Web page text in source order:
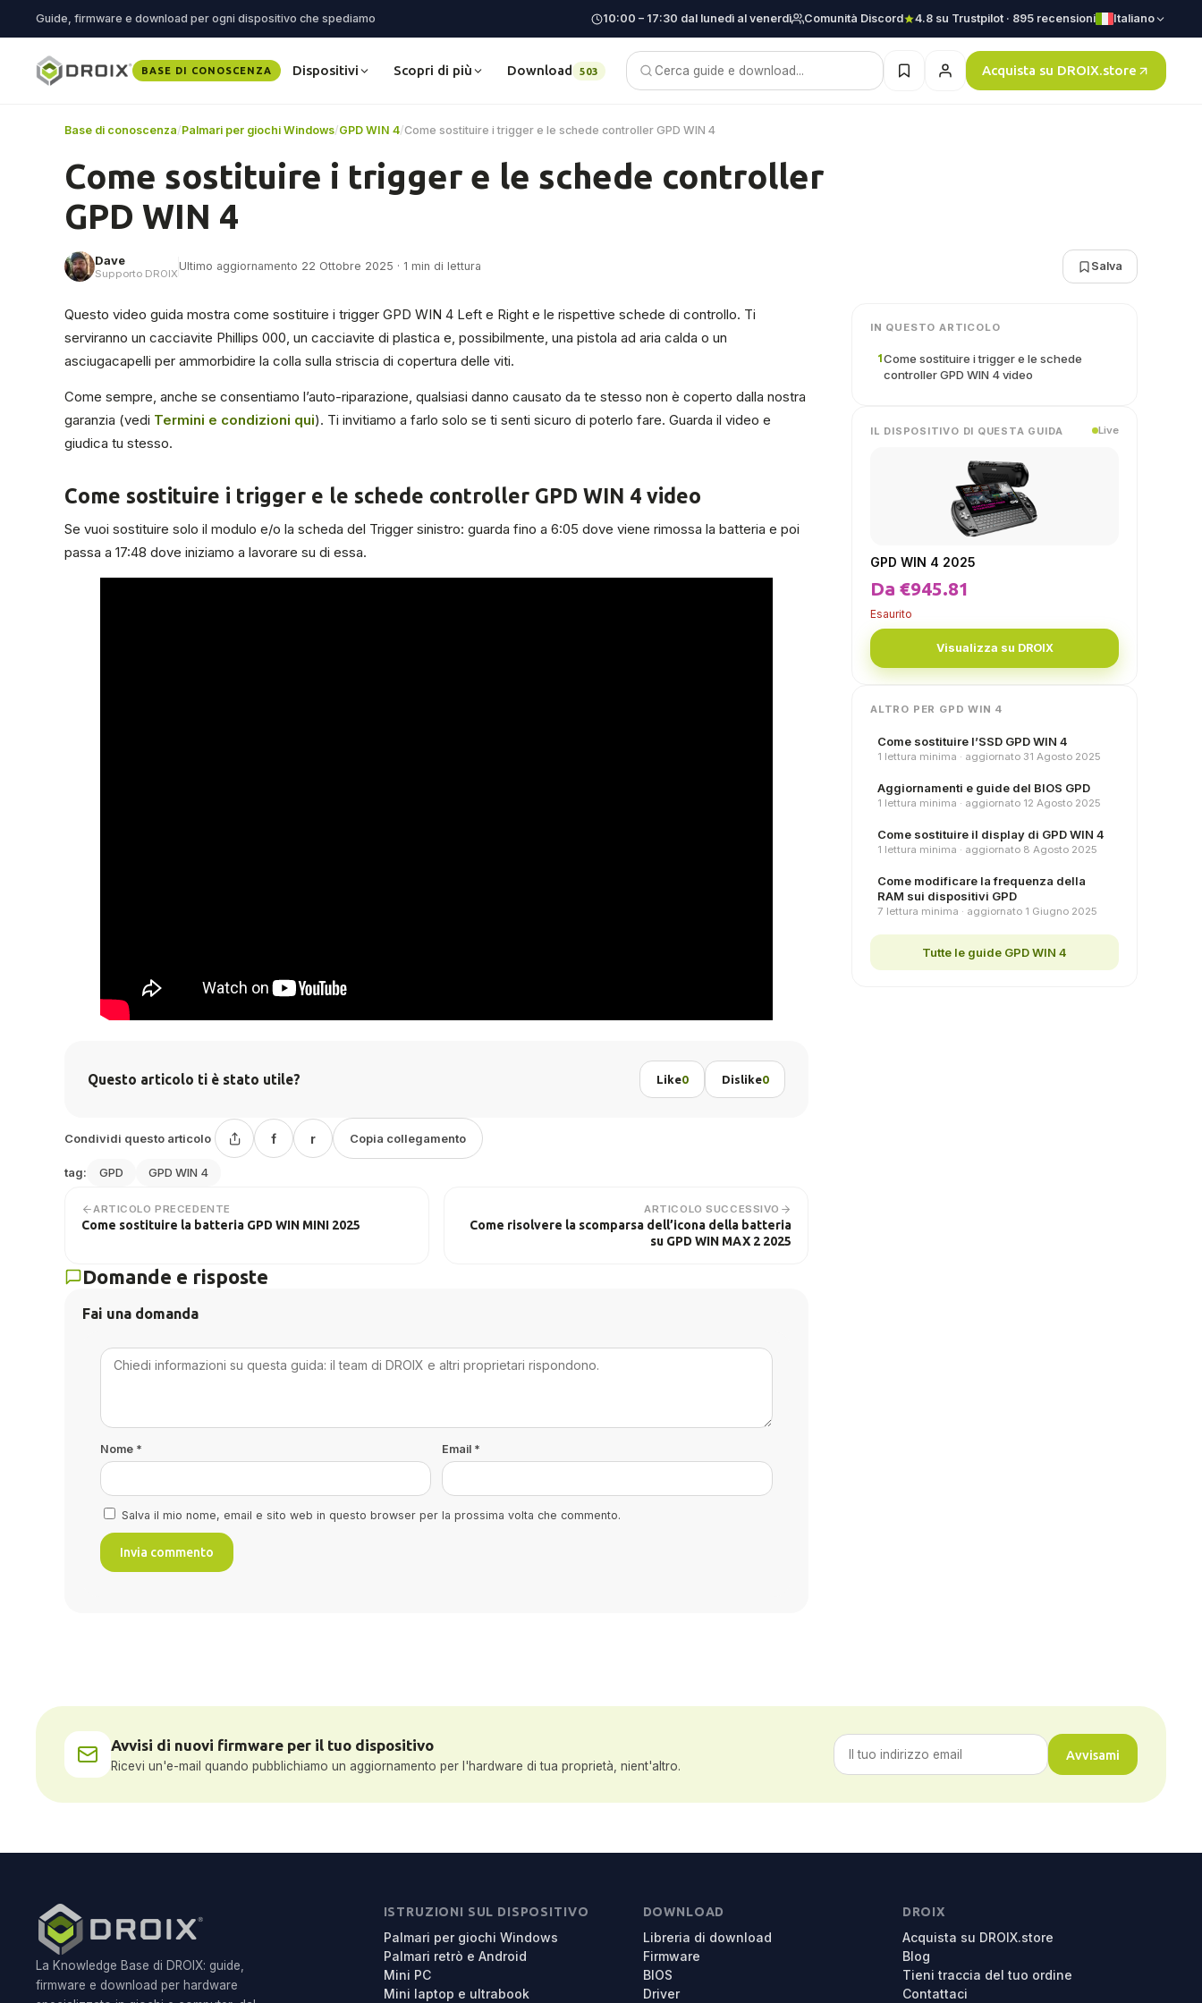
Guide, firmware e download per ogni dispositivo che spediamo 10:00 – 17:30 dal lunedì al venerdì Comunità Discord 4.8 su Trustpilot · 895 recensioni Italiano
BASE DI CONOSCENZA Dispositivi Scopri di più Download 503 Blog Acquista su DROIX.store
Base di conoscenza/Palmari per giochi Windows/GPD WIN 4/Come sostituire i trigger e le schede controller GPD WIN 4
Come sostituire i trigger e le schede controller
GPD WIN 4
Dave
Supporto DROIX
Ultimo aggiornamento 22 Ottobre 2025 · 1 min di lettura Salva
Questo video guida mostra come sostituire i trigger GPD WIN 4 Left e Right e le rispettive schede di controllo. Ti
serviranno un cacciavite Phillips 000, un cacciavite di plastica e, possibilmente, una pistola ad aria calda o un
asciugacapelli per ammorbidire la colla sulla striscia di copertura delle viti.
Come sempre, anche se consentiamo l’auto-riparazione, qualsiasi danno causato da te stesso non è coperto dalla nostra
garanzia (vedi Termini e condizioni qui). Ti invitiamo a farlo solo se ti senti sicuro di poterlo fare. Guarda il video e
giudica tu stesso.
Come sostituire i trigger e le schede controller GPD WIN 4 video
Se vuoi sostituire solo il modulo e/o la scheda del Trigger sinistro: guarda fino a 6:05 dove viene rimossa la batteria e poi
passa a 17:48 dove iniziamo a lavorare su di essa.
Questo articolo ti è stato utile? Like0 Dislike0
Condividi questo articolo f r Copia collegamento
tag: GPD GPD WIN 4
ARTICOLO PRECEDENTE
Come sostituire la batteria GPD WIN MINI 2025
ARTICOLO SUCCESSIVO
Come risolvere la scomparsa dell’icona della batteria
su GPD WIN MAX 2 2025
Domande e risposte
Fai una domanda
Nome * Email *
Salva il mio nome, email e sito web in questo browser per la prossima volta che commento.
IN QUESTO ARTICOLO
1Come sostituire i trigger e le schede
controller GPD WIN 4 video
IL DISPOSITIVO DI QUESTA GUIDA Live
GPD WIN 4 2025
Da €945.81
Esaurito
Visualizza su DROIX
ALTRO PER GPD WIN 4
Come sostituire l’SSD GPD WIN 4
1 lettura minima · aggiornato 31 Agosto 2025
Aggiornamenti e guide del BIOS GPD
1 lettura minima · aggiornato 12 Agosto 2025
Come sostituire il display di GPD WIN 4
1 lettura minima · aggiornato 8 Agosto 2025
Come modificare la frequenza della
RAM sui dispositivi GPD
7 lettura minima · aggiornato 1 Giugno 2025
Tutte le guide GPD WIN 4
Avvisi di nuovi firmware per il tuo dispositivo
Ricevi un'e-mail quando pubblichiamo un aggiornamento per l'hardware di tua proprietà, nient'altro.
Avvisami
La Knowledge Base di DROIX: guide,
firmware e download per hardware
ISTRUZIONI SUL DISPOSITIVO
Palmari per giochi Windows
Palmari retrò e Android
Mini PC
Mini laptop e ultrabook
DOWNLOAD
Libreria di download
Firmware
BIOS
Driver
DROIX
Acquista su DROIX.store
Blog
Tieni traccia del tuo ordine
Contattaci